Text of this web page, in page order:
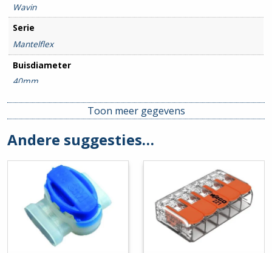
Wavin
Serie
Mantelflex
Buisdiameter
40mm
Low friction
Nee
Kleur
Toon meer gegevens
Andere suggesties…